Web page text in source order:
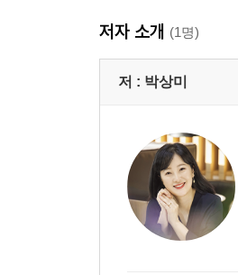
저자 소개 (1명)
저 : 박상미